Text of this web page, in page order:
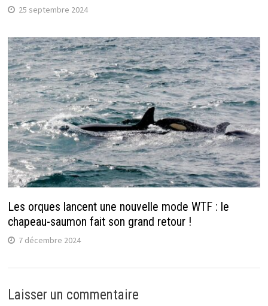
25 septembre 2024
Les orques lancent une nouvelle mode WTF : le
chapeau-saumon fait son grand retour !
7 décembre 2024
Laisser un commentaire